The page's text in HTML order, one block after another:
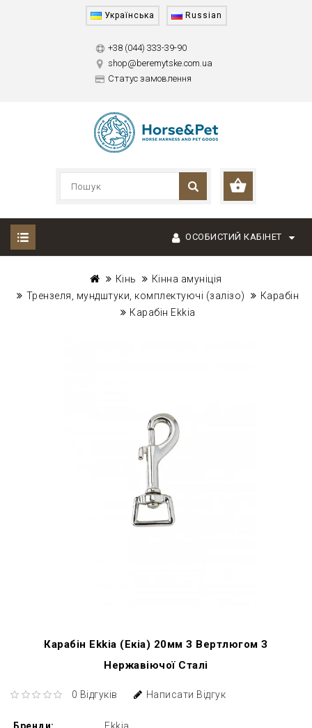
Українська Russian
+38 (044) 333-39-90
shop@beremytske.com.ua
Статус замовлення
ОСОБИСТИЙ КАБІНЕТ
Кінь
Кінна амуніція
Трензеля, мундштуки, комплектуючі (залізо)
Карабін
Карабін Ekkia
Карабін Ekkia (Екіа) 20мм З Вертлюгом З
Нержавіючої Сталі
0 Відгуків Написати Відгук
Бренди:
Ekkia